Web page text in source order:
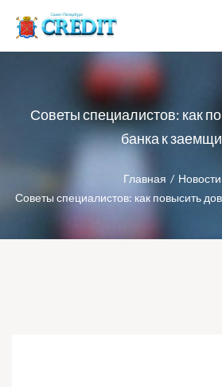
Советы специалистов: как
банка к
Главная
Новости
Советы специалистов: как повысить